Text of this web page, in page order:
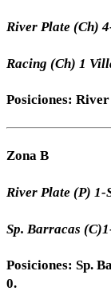
River Plate (Ch)
Racing (Ch) 1
Posiciones:
Zona B
River Plate (P) 1-
Sp. Barracas
Posiciones: Sp.
0.